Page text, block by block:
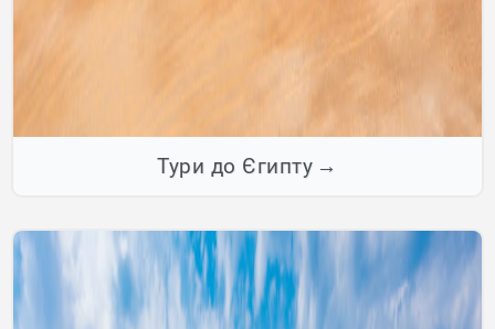
Тури до Єгипту